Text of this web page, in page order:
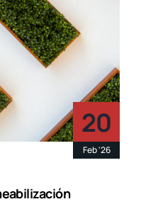
20
Feb '26